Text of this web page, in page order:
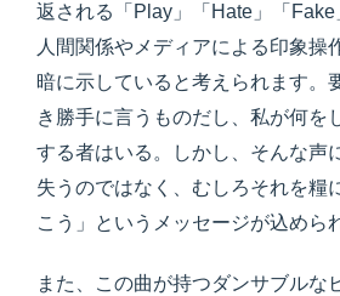
返される「Play」「Hate」「Fake
人間関係やメディアによる印象操
暗に示していると考えられます。
き勝手に言うものだし、私が何を
する者はいる。しかし、そんな声
失うのではなく、むしろそれを糧
こう」というメッセージが込めら
また、この曲が持つダンサブルな